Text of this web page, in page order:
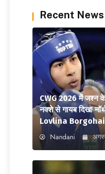
Recent News
CWG 2026 में जश्न के
नक्शे से गायब दिखा
Lovlina
Nandani